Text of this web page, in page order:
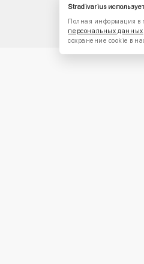
Stradivarius
Полная информация в
персональных данных
сохранение cookie в